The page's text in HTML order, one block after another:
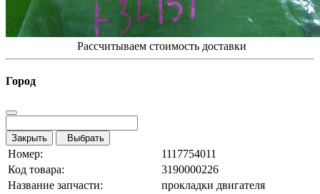
Рассчитываем стоимость доставки
Город
Закрыть Выбрать
Номер:
1117754011
Код товара:
3190000226
Название запчасти:
прокладки двигателя